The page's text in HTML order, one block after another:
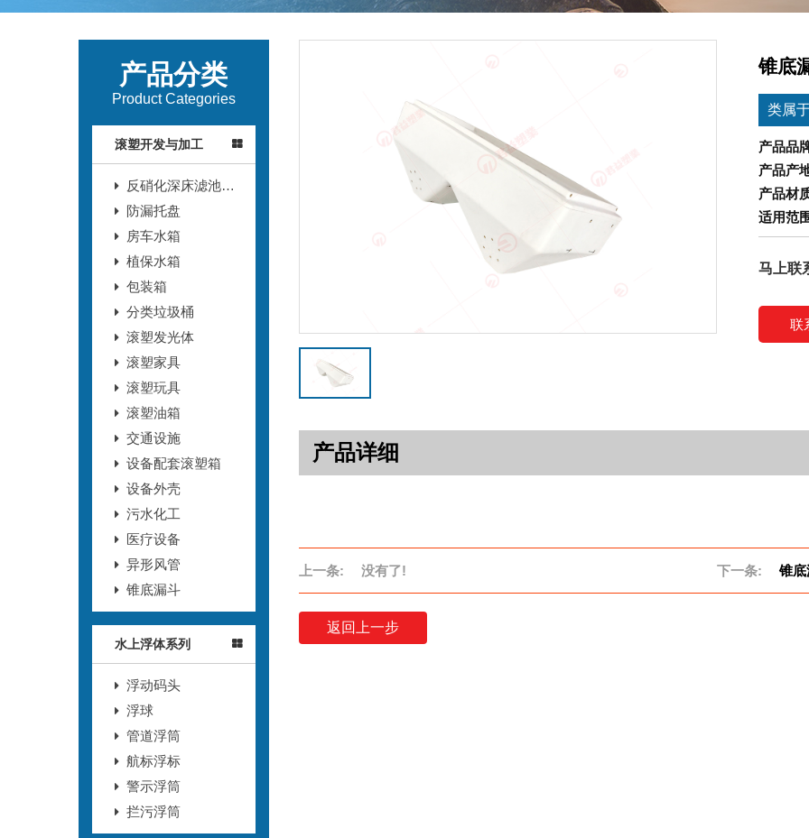
产品分类
Product Categories
滚塑开发与加工
反硝化深床滤池T
型滤砖
防漏托盘
房车水箱
植保水箱
包装箱
分类垃圾桶
滚塑发光体
滚塑家具
滚塑玩具
滚塑油箱
交通设施
设备配套滚塑箱
设备外壳
污水化工
医疗设备
异形风管
锥底漏斗
水上浮体系列
浮动码头
浮球
管道浮筒
航标浮标
警示浮筒
拦污浮筒
锥底
类属于
产品品
产品产
产品材
适用范
马上联
联
产品详细
上一条: 没有了! 下一条: 锥底
返回上一步